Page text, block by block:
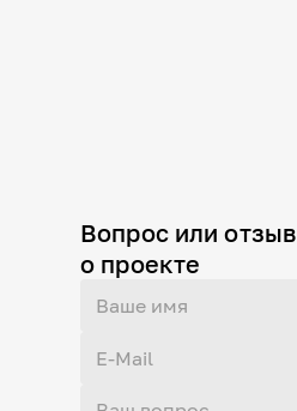
Вопрос или отзыв
о проекте